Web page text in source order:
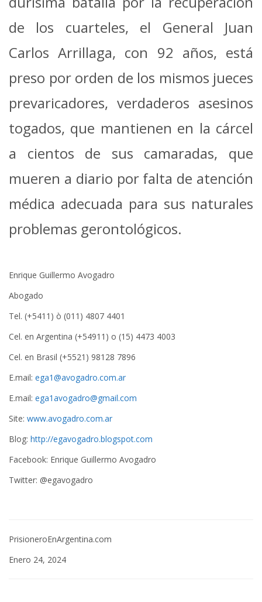
de los cuarteles, el General Juan
Carlos Arrillaga, con 92 años, está
preso por orden de los mismos jueces
prevaricadores, verdaderos asesinos
togados, que mantienen en la cárcel
a cientos de sus camaradas, que
mueren a diario por falta de atención
médica adecuada para sus naturales
problemas gerontológicos.
Enrique Guillermo Avogadro
Abogado
Tel. (+5411) ò (011) 4807 4401
Cel. en Argentina (+54911) o (15) 4473 4003
Cel. en Brasil (+5521) 98128 7896
E.mail: ega1@avogadro.com.ar
E.mail: ega1avogadro@gmail.com
Site: www.avogadro.com.ar
Blog: http://egavogadro.blogspot.com
Facebook: Enrique Guillermo Avogadro
Twitter: @egavogadro
PrisioneroEnArgentina.com
Enero 24, 2024